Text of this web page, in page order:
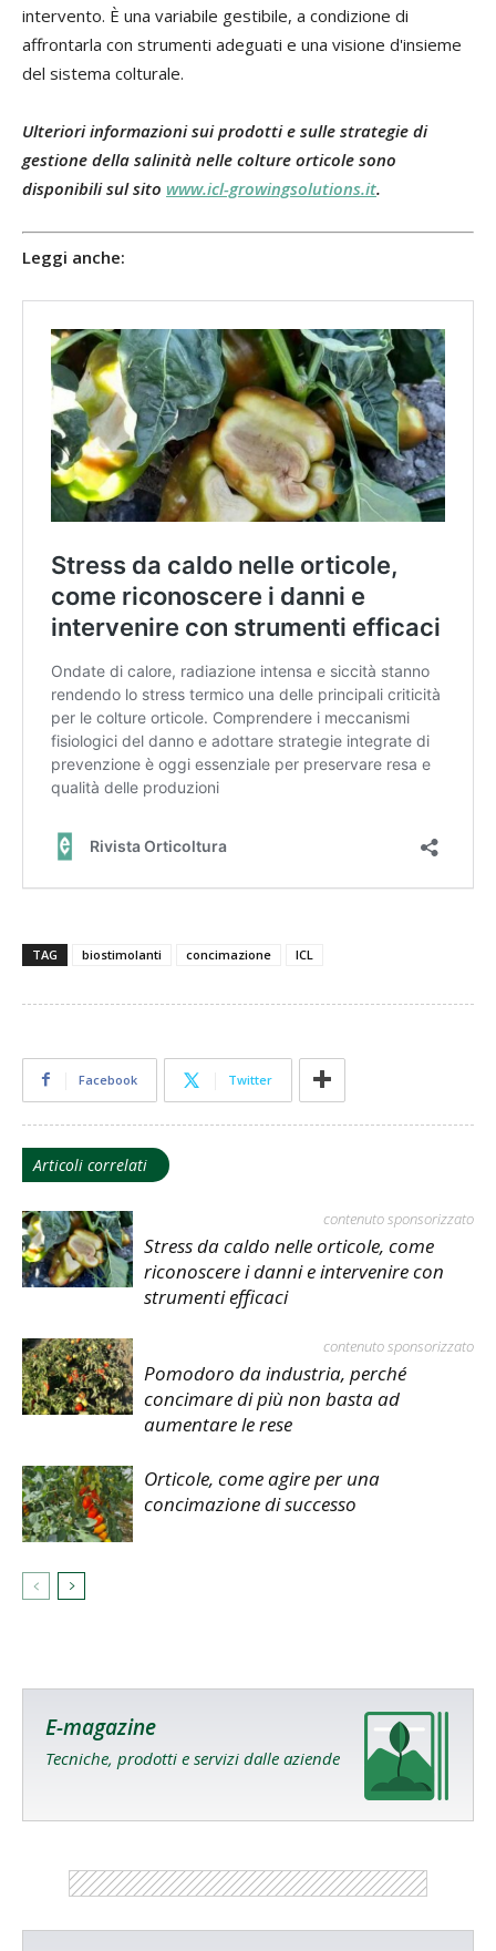
intervento. È una variabile gestibile, a condizione di
affrontarla con strumenti adeguati e una visione d'insieme
del sistema colturale.
Ulteriori informazioni sui prodotti e sulle strategie di
gestione della salinità nelle colture orticole sono
disponibili sul sito www.icl-growingsolutions.it.
Leggi anche:
TAG biostimolanti concimazione ICL
Facebook Twitter
Articoli correlati
contenuto sponsorizzato
Stress da caldo nelle orticole, come
riconoscere i danni e intervenire con
strumenti efficaci
contenuto sponsorizzato
Pomodoro da industria, perché
concimare di più non basta ad
aumentare le rese
Orticole, come agire per una
concimazione di successo
E-magazine
Tecniche, prodotti e servizi dalle aziende